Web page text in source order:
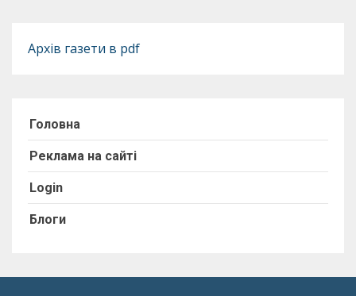
Архів газети в pdf
Головна
Реклама на сайті
Login
Блоги